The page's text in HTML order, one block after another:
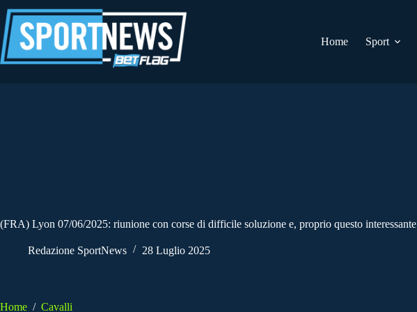
al
contenuto
Home
Sport
(FRA) Lyon 07/06/2025: riunione con corse di difficile soluzione e, proprio questo interessante
Redazione SportNews 28 Luglio 2025
Home / Cavalli